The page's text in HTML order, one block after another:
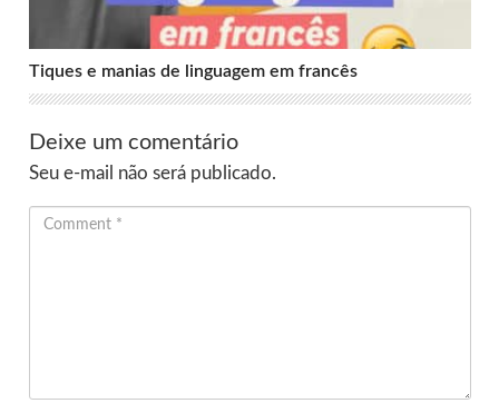
Tiques e manias de linguagem em francês
Deixe um comentário
Seu e-mail não será publicado.